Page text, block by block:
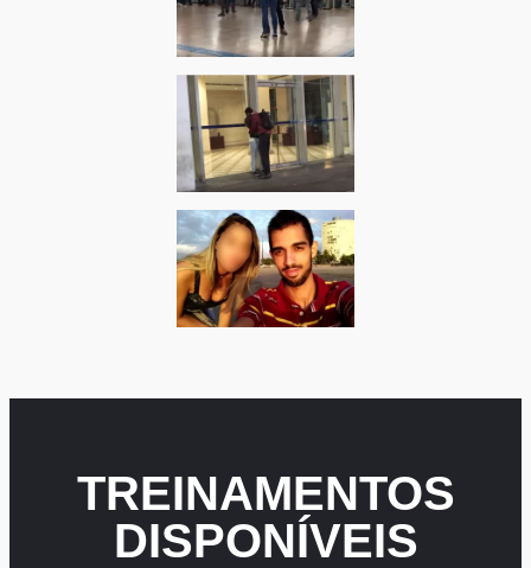
TREINAMENTOS
DISPONÍVEIS